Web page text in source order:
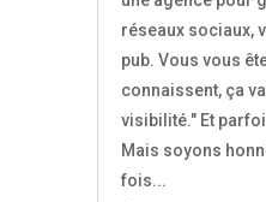
réseaux sociaux,
pub. Vous vous
connaissent, ça
visibilité." Et
Mais soyons
fois...